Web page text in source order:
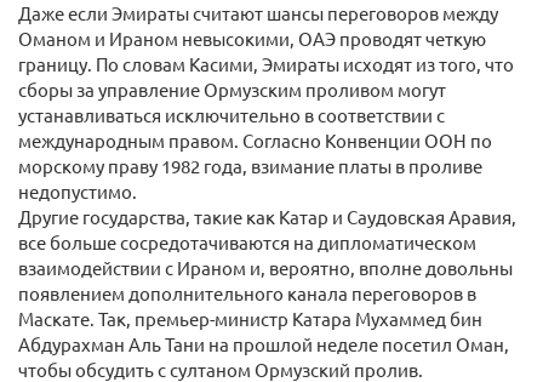
Даже если Эмираты считают шансы переговоров между
Оманом и Ираном невысокими, ОАЭ проводят четкую
границу. По словам Касими, Эмираты исходят из того, что
сборы за управление Ормузским проливом могут
устанавливаться исключительно в соответствии с
международным правом. Согласно Конвенции ООН по
морскому праву 1982 года, взимание платы в проливе
недопустимо.
Другие государства, такие как Катар и Саудовская Аравия,
все больше сосредотачиваются на дипломатическом
взаимодействии с Ираном и, вероятно, вполне довольны
появлением дополнительного канала переговоров в
Маскате. Так, премьер-министр Катара Мухаммед бин
Абдурахман Аль Тани на прошлой неделе посетил Оман,
чтобы обсудить с султаном Ормузский пролив.